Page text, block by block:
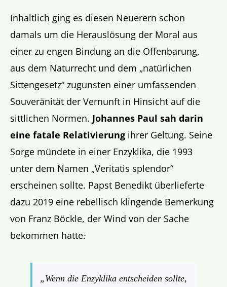
Inhaltlich ging es diesen Neuerern schon
damals um die Herauslösung der Moral aus
einer zu engen Bindung an die Offenbarung,
aus dem Naturrecht und dem „natürlichen
Sittengesetz“ zugunsten einer umfassenden
Souveränität der Vernunft in Hinsicht auf die
sittlichen Normen. Johannes Paul sah darin
eine fatale Relativierung ihrer Geltung. Seine
Sorge mündete in einer Enzyklika, die 1993
unter dem Namen „Veritatis splendor“
erscheinen sollte. Papst Benedikt überlieferte
dazu 2019 eine rebellisch klingende Bemerkung
von Franz Böckle, der Wind von der Sache
bekommen hatte:
„Wenn die Enzyklika entscheiden sollte,